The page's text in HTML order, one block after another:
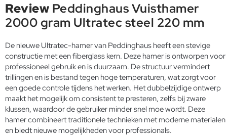
Review Peddinghaus Vuisthamer
2000 gram Ultratec steel 220 mm
De nieuwe Ultratec-hamer van Peddinghaus heeft een stevige
constructie met een fiberglass kern. Deze hamer is ontworpen voor
professioneel gebruik en is duurzaam. De structuur vermindert
trillingen en is bestand tegen hoge temperaturen, wat zorgt voor
een goede controle tijdens het werken. Het dubbelzijdige ontwerp
maakt het mogelijk om consistent te presteren, zelfs bij zware
klussen, waardoor de gebruiker minder snel moe wordt. Deze
hamer combineert traditionele technieken met moderne materialen
en biedt nieuwe mogelijkheden voor professionals.